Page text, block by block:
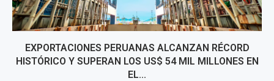
EXPORTACIONES PERUANAS ALCANZAN RÉCORD
HISTÓRICO Y SUPERAN LOS US$ 54 MIL MILLONES EN
EL...